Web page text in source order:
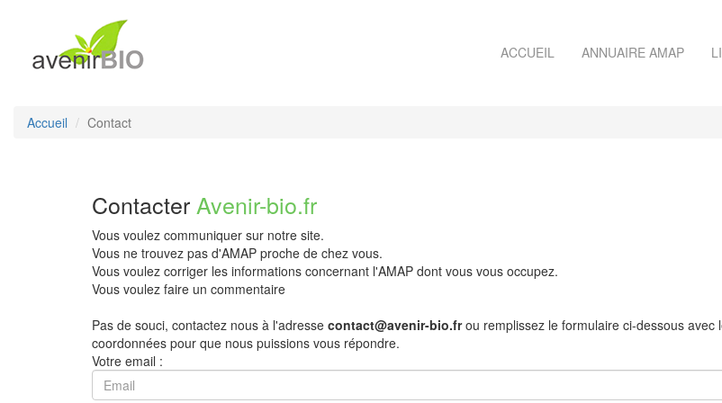
ACCUEIL ANNUAIRE AMAP
Accueil Contact
Contacter Avenir-bio.fr
Vous voulez communiquer sur notre site.
Vous ne trouvez pas d'AMAP proche de chez vous.
Vous voulez corriger les informations concernant l'AMAP dont vous vous occupez.
Vous voulez faire un commentaire
Pas de souci, contactez nous à l'adresse contact@avenir-bio.frou remplissez le formulaire ci-dessous avec
coordonnées pour que nous puissions vous répondre.
Votre email :